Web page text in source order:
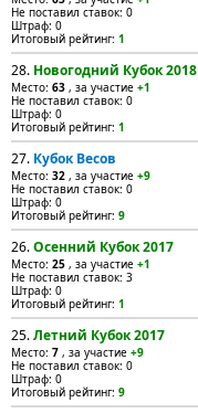
Не поставил ставок: 0
Штраф: 0
Итоговый рейтинг: 1
28. Новогодний Кубок 2018
Место: 63 , за участие +1
Не поставил ставок: 0
Штраф: 0
Итоговый рейтинг: 1
27. Кубок Весов
Место: 32 , за участие +9
Не поставил ставок: 0
Штраф: 0
Итоговый рейтинг: 9
26.Осенний Кубок 2017
Место: 25 , за участие +1
Не поставил ставок: 3
Штраф: 0
Итоговый рейтинг: 1
25.Летний Кубок 2017
Место: 7 , за участие +9
Не поставил ставок: 0
Штраф: 0
Итоговый рейтинг: 9